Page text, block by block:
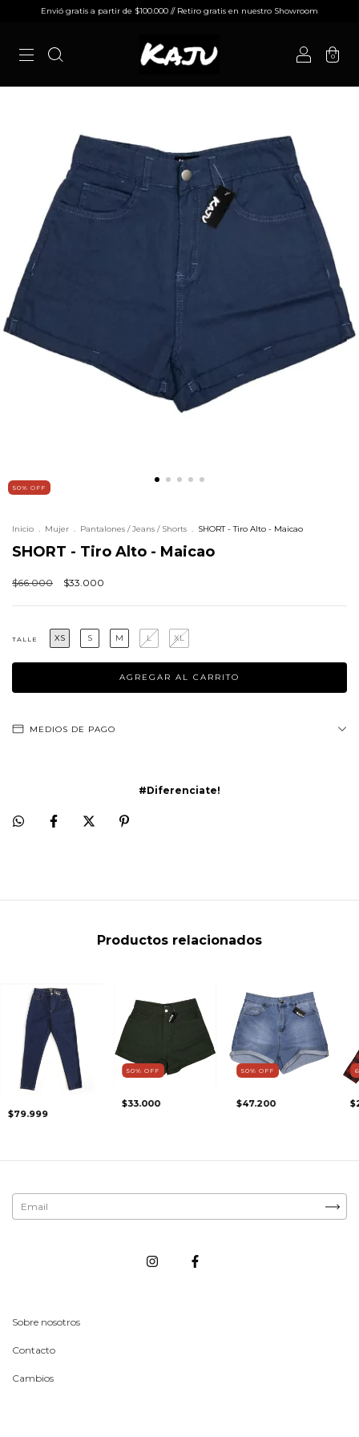
Envió gratis a partir de $100.000 // Retiro gratis en nuestro Showroom
0
50% OFF
Inicio . Mujer . Pantalones / Jeans / Shorts . SHORT - Tiro Alto - Maicao
SHORT - Tiro Alto - Maicao
$66.000 $33.000
TALLE XS S M L XL
MEDIOS DE PAGO
#Diferenciate!
Productos relacionados
$79.999
50%OFF
$33.000
50% OFF
$47.200
Sobre nosotros
Contacto
Cambios